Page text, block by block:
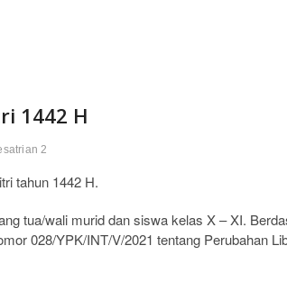
1442 H
2
tahun 1442 H.
tua/wali murid dan siswa kelas X – XI.
028/YPK/INT/V/2021 tentang Perubahan